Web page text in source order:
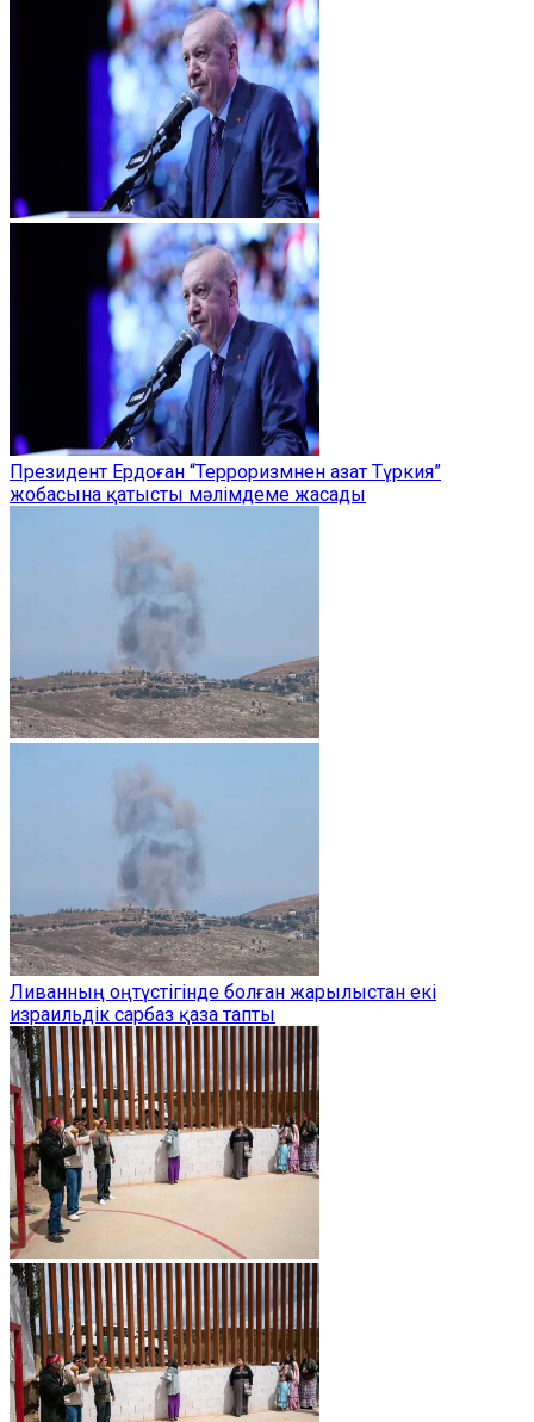
Президент Ердоған “Терроризмнен азат Түркия”
жобасына қатысты мәлімдеме жасады
Ливанның оңтүстігінде болған жарылыстан екі
израильдік сарбаз қаза тапты